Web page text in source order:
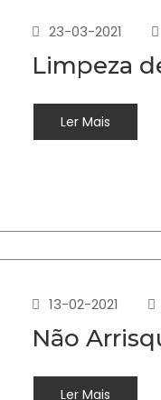
23-03-2021
Limpeza
Ler Mais
13-02-2021
Não
Ler Mais